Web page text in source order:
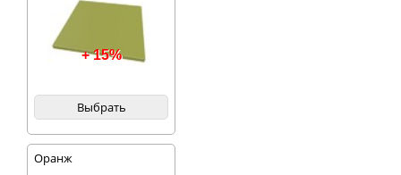
+ 15%
Выбрать
Оранж